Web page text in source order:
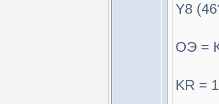
Y8
ОЭ =
KR =